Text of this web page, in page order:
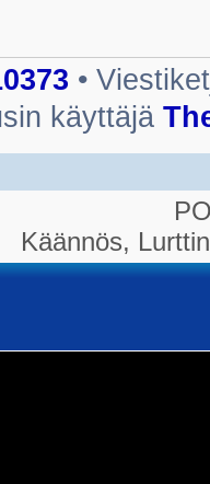
•
käyttäjä
Käännös,